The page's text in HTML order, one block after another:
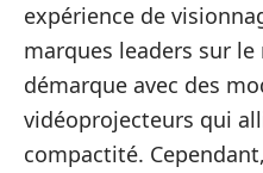
expérience de
marques leaders sur le
démarque avec des
vidéoprojecteurs qui
compactité.